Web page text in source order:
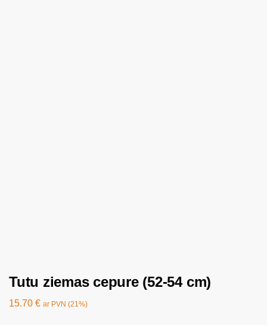
Tutu ziemas cepure (52-54 cm)
15.70 € ar PVN (21%)